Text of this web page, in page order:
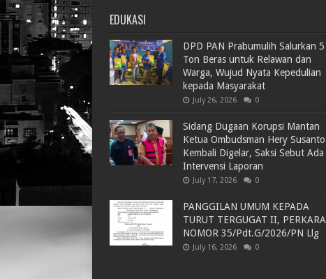
EDUKASI
DPD PAN Prabumulih Salurkan 5
Ton Beras untuk Relawan dan
Warga, Wujud Nyata Kepedulian
kepada Masyarakat
July 26, 2026 0
Sidang Dugaan Korupsi Mantan
Ketua Ombudsman Hery Susanto
Kembali Digelar, Saksi Sebut Ada
Intervensi Laporan
July 17, 2026 0
PANGGILAN UMUM KEPADA
TURUT TERGUGAT II, PERKARA
NOMOR 35/Pdt.G/2026/PN Llg
July 16, 2026 0